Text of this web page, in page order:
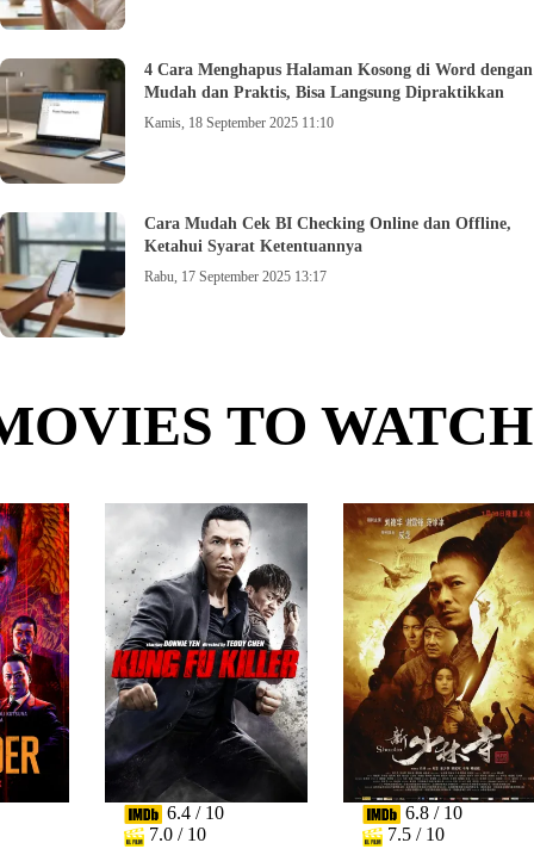
4 Cara Menghapus Halaman Kosong di Word dengan
Mudah dan Praktis, Bisa Langsung Dipraktikkan
Kamis, 18 September 2025 11:10
Cara Mudah Cek BI Checking Online dan Offline,
Ketahui Syarat Ketentuannya
Rabu, 17 September 2025 13:17
TO WATCH
6.4 / 10
7.0 / 10
6.8 / 10
7.5 / 10